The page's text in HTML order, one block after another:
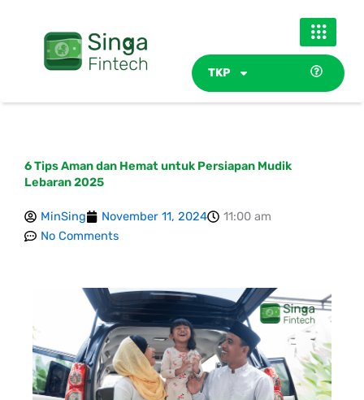
TKP
6 Tips Aman dan Hemat untuk Persiapan Mudik
Lebaran 2025
MinSing November 11, 2024
11:00 am
No Comments